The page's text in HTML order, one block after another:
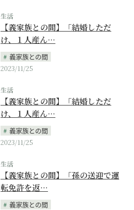
生活
【義家族との間】「結婚しただ
け、１人産ん…
義家族との間
2023/11/25
生活
【義家族との間】「結婚しただ
け、１人産ん…
義家族との間
2023/11/25
生活
【義家族との間】「孫の送迎で運
転免許を返…
義家族との間